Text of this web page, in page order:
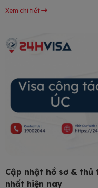
nắm rõ các bước
Xem chi tiết
Cập nhật hồ sơ & thủ
nhất hiện nay